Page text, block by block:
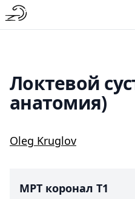
Локтевой
анатомия)
Oleg Kruglov
МРТ коронал T1